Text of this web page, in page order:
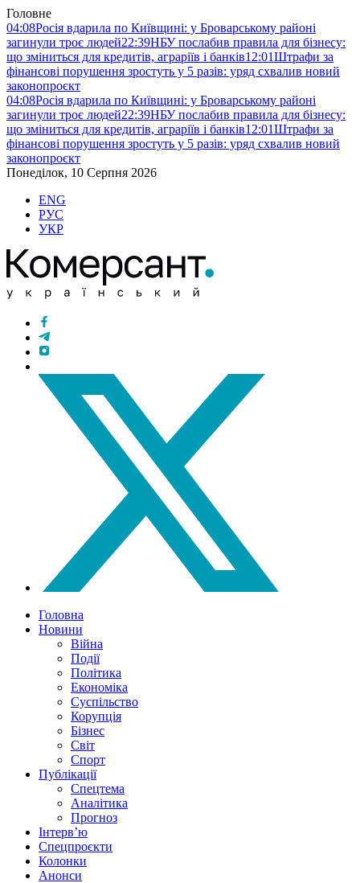
Головне
04:08Росія вдарила по Київщині: у Броварському районі
загинули троє людей22:39НБУ послабив правила для бізнесу:
що зміниться для кредитів, аграріїв і банків12:01Штрафи за
фінансові порушення зростуть у 5 разів: уряд схвалив новий
законопроєкт
04:08Росія вдарила по Київщині: у Броварському районі
загинули троє людей22:39НБУ послабив правила для бізнесу:
що зміниться для кредитів, аграріїв і банків12:01Штрафи за
фінансові порушення зростуть у 5 разів: уряд схвалив новий
законопроєкт
Понеділок, 10 Серпня 2026
ENG
РУС
УКР
Головна
Новини
Війна
Події
Політика
Економіка
Суспільство
Корупція
Бізнес
Світ
Спорт
Публікації
Спецтема
Аналітика
Прогноз
Інтерв’ю
Спецпроєкти
Колонки
Анонси